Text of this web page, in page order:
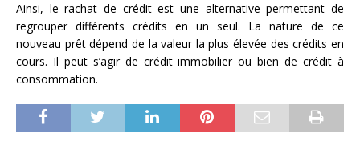
Ainsi, le rachat de crédit est une alternative permettant de
regrouper différents crédits en un seul. La nature de ce
nouveau prêt dépend de la valeur la plus élevée des crédits en
cours. Il peut s’agir de crédit immobilier ou bien de crédit à
consommation.